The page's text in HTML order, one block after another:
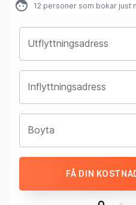
12 personer som bokar just
Utflyttningsadress
Inflyttningsadress
Boyta
FÅ DIN